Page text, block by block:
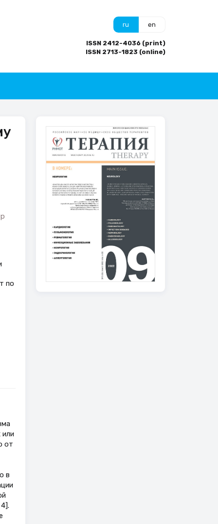
ru en
ISSN 2412-4036 (print)
ISSN 2713-1823 (online)
по
или
от
в